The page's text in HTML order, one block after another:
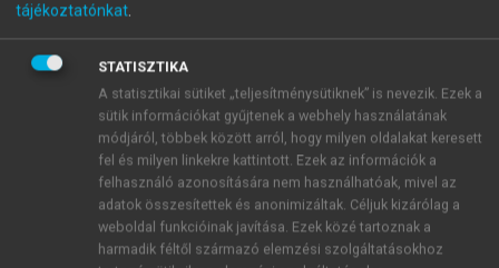
Az Európai Bíróság előtti eljárás
nyelve
A konkrét eljárás nyelve mindig az előterjesztő
tagállam hivatalos nyelve. Ez azt jelenti, hogy
tájékoztatónkat.
STATISZTIKA
A statisztikai sütiket „teljesítménysütiknek” is nevezik. Ezek a
sütik információkat gyűjtenek a webhely használatának
módjáról, többek között arról, hogy milyen oldalakat keresett
fel és milyen linkekre kattintott. Ezek az információk a
felhasználó azonosítására nem használhatóak, mivel az
adatok összesítettek és anonimizáltak. Céljuk kizárólag a
weboldal funkcióinak javítása. Ezek közé tartoznak a
harmadik féltől származó elemzési szolgáltatásokhoz